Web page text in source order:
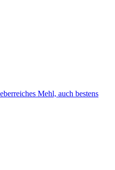
Mehl, auch bestens